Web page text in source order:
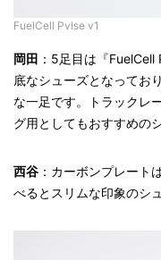
FuelCell Pvlse v1
岡田 ：5足目は『
底なシューズとなってお
な一足です。トラックレ
グ用としてもおすすめの
西谷 ：カーボンプレート
べるとスリムな印象のシ